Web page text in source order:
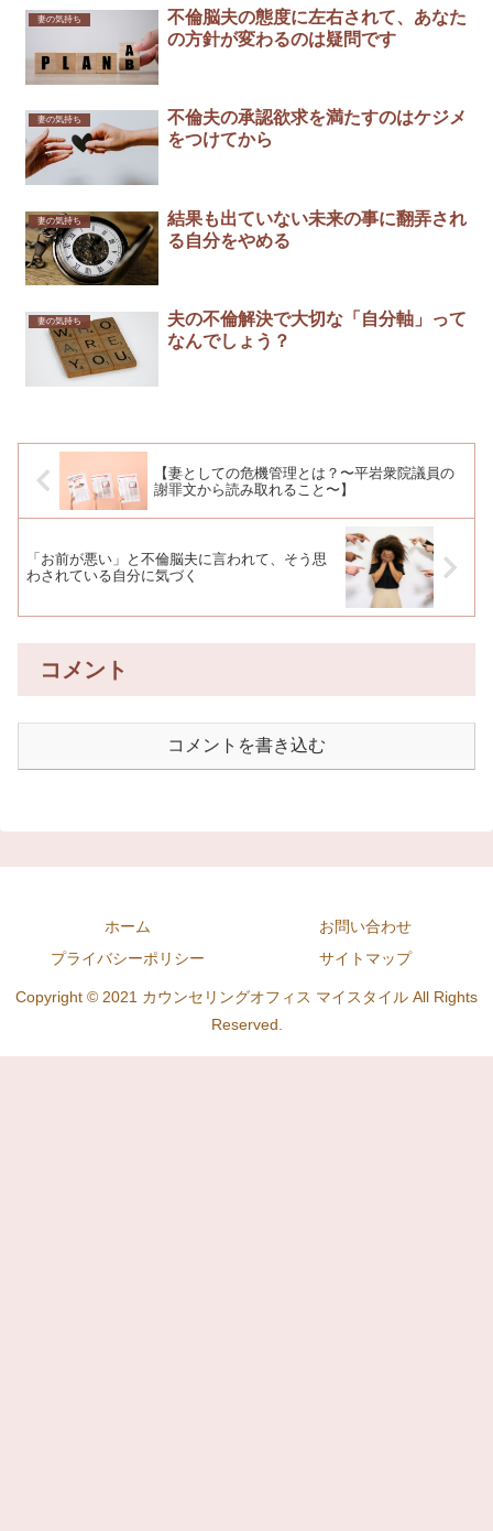
妻の気持ち
不倫脳夫の態度に左右されて、あなた
の方針が変わるのは疑問です
妻の気持ち
不倫夫の承認欲求を満たすのはケジメ
をつけてから
妻の気持ち
結果も出ていない未来の事に翻弄され
る自分をやめる
妻の気持ち
夫の不倫解決で大切な「自分軸」って
なんでしょう？
【妻としての危機管理とは？〜平岩衆院議員の
謝罪文から読み取れること〜】
「お前が悪い」と不倫脳夫に言われて、そう思
わされている自分に気づく
コメント
コメントを書き込む
ホーム
お問い合わせ
プライバシーポリシー
サイトマップ
Copyright © 2021 カウンセリングオフィス マイスタイル All Rights
Reserved.